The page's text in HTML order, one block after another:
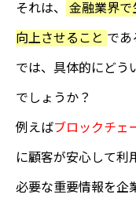
それは、
金融業界で
向上させること であ
では、具体的にどう
でしょうか？
例えばブロックチェ
に顧客が安心して利
必要な重要情報を企